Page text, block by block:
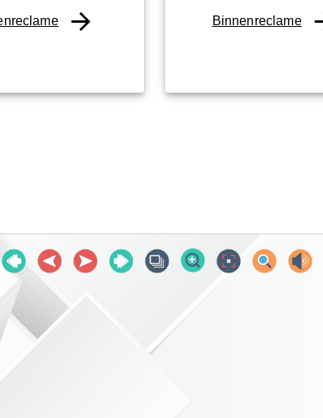
Binnenreclame